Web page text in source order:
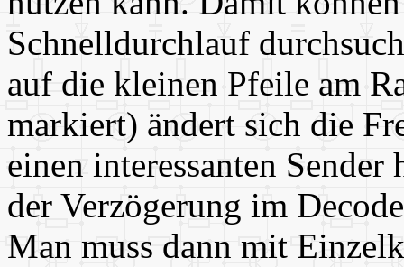
Schnelldurchlauf
auf die kleinen Pfeile am
markiert) ändert sich die
einen interessanten
der Verzögerung im
Man muss dann mit